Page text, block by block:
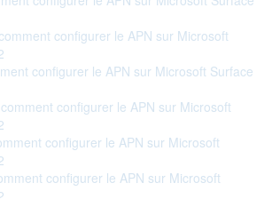
configurer le APN sur Microsoft
configurer le APN sur Microsoft Surface
configurer le APN sur Microsoft
configurer le APN sur Microsoft
configurer le APN sur Microsoft